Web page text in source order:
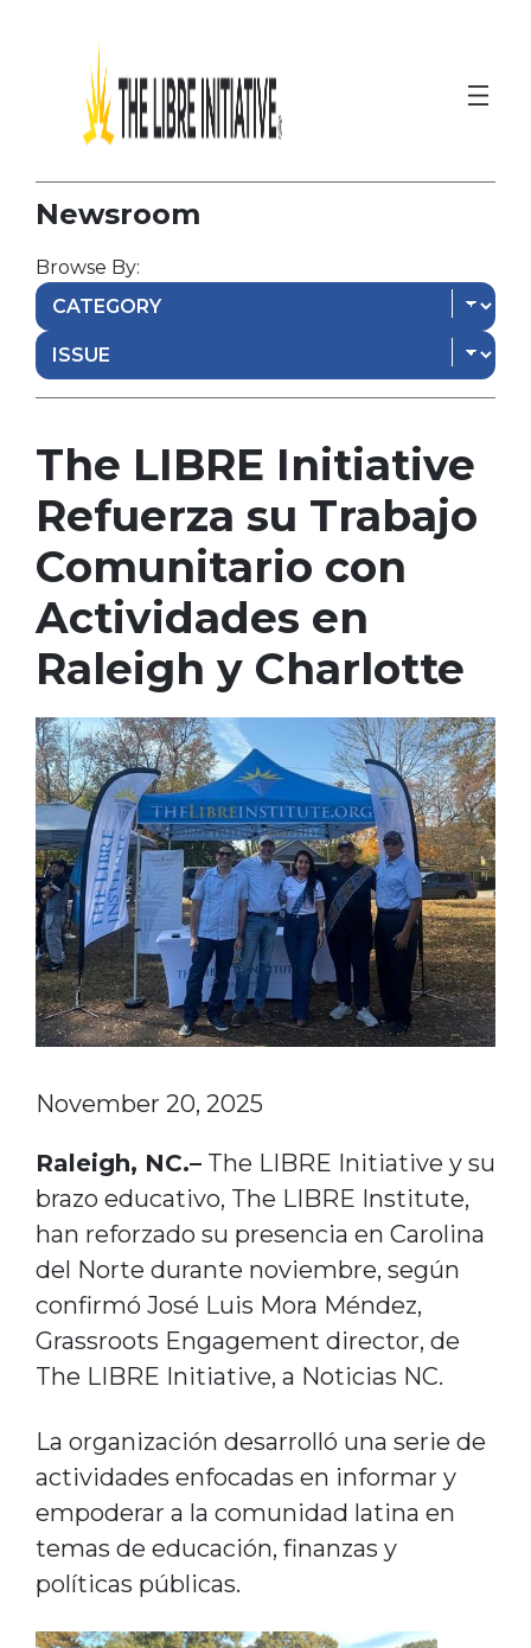
Newsroom
Browse By:
The LIBRE Initiative
Refuerza su Trabajo
Comunitario con
Actividades en
Raleigh y Charlotte
November 20, 2025
Raleigh, NC.–The LIBRE Initiative y su
brazo educativo, The LIBRE Institute,
han reforzado su presencia en Carolina
del Norte durante noviembre, según
confirmó José Luis Mora Méndez,
Grassroots Engagement director, de
The LIBRE Initiative, a Noticias NC.
La organización desarrolló una serie de
actividades enfocadas en informar y
empoderar a la comunidad latina en
temas de educación, finanzas y
políticas públicas.